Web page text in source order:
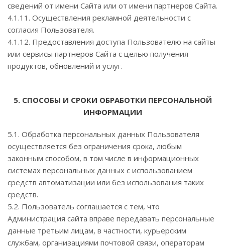
сведений от имени Сайта или от имени партнеров Сайта.
4.1.11. Осуществления рекламной деятельности с
согласия Пользователя.
4.1.12. Предоставления доступа Пользователю на сайты
или сервисы партнеров Сайта с целью получения
продуктов, обновлений и услуг.
5. СПОСОБЫ И СРОКИ ОБРАБОТКИ ПЕРСОНАЛЬНОЙ
ИНФОРМАЦИИ
5.1. Обработка персональных данных Пользователя
осуществляется без ограничения срока, любым
законным способом, в том числе в информационных
системах персональных данных с использованием
средств автоматизации или без использования таких
средств.
5.2. Пользователь соглашается с тем, что
Администрация сайта вправе передавать персональные
данные третьим лицам, в частности, курьерским
службам, организациями почтовой связи, операторам